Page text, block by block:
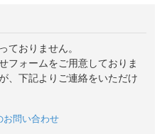
ておりません。
フォームをご用意しておりま
、下記よりご連絡をいただけ
お問い合わせ